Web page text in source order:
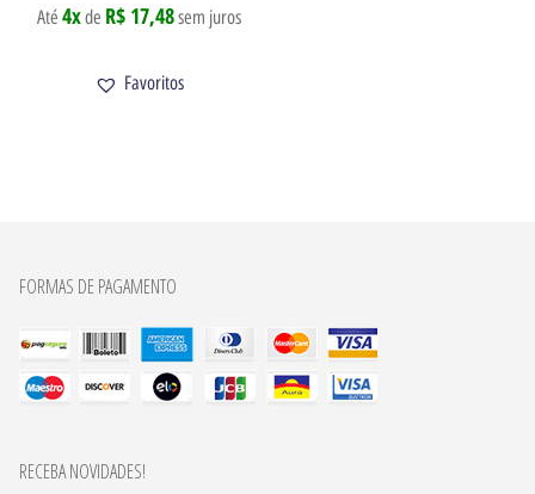
Até 4xde R$ 17,48sem juros
Favoritos
FORMAS DE PAGAMENTO
RECEBA NOVIDADES!